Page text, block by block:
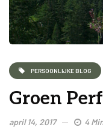
PERSOONLIJKE BLOG
Groen
april 14, 2017 4